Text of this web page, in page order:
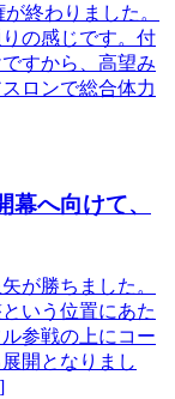
終わりました。
の感じです。付
すから、高望み
ロンで総合体力
へ向けて、
が勝ちました。
いう位置にあた
参戦の上にコー
開となりまし